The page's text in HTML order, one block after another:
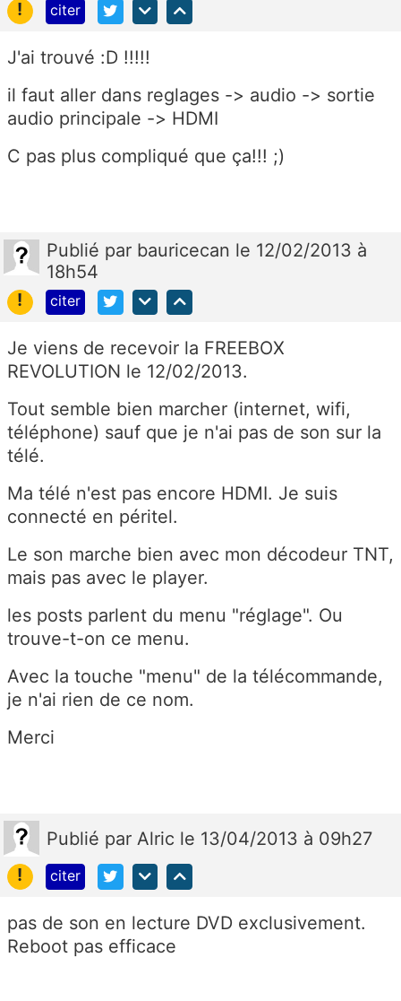
! citer
J'ai trouvé :D !!!!!
il faut aller dans reglages -> audio -> sortie
audio principale -> HDMI
C pas plus compliqué que ça!!! ;)
Publié par bauricecan le 12/02/2013 à
18h54
!
citer
Je viens de recevoir la FREEBOX
REVOLUTION le 12/02/2013.
Tout semble bien marcher (internet, wifi,
téléphone) sauf que je n'ai pas de son sur la
télé.
Ma télé n'est pas encore HDMI. Je suis
connecté en péritel.
Le son marche bien avec mon décodeur TNT,
mais pas avec le player.
les posts parlent du menu "réglage". Ou
trouve-t-on ce menu.
Avec la touche "menu" de la télécommande,
je n'ai rien de ce nom.
Merci
Publié par Alric le 13/04/2013 à 09h27
!
citer
pas de son en lecture DVD exclusivement.
Reboot pas efficace